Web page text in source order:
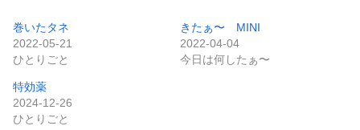
巻いたタネ
2022-05-21
ひとりごと
きたぁ〜 MINI
2022-04-04
今日は何したぁ〜
特効薬
2024-12-26
ひとりごと